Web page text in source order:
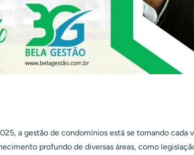
a gestão de condomínios está se tornando cada
profundo de diversas áreas, como